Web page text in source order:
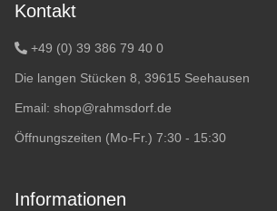
Kontakt
+49 (0) 39 386 79 40 0
Die langen Stücken 8, 39615 Seehausen
Email: shop@rahmsdorf.de
Öffnungszeiten (Mo-Fr.) 7:30 - 15:30
Informationen